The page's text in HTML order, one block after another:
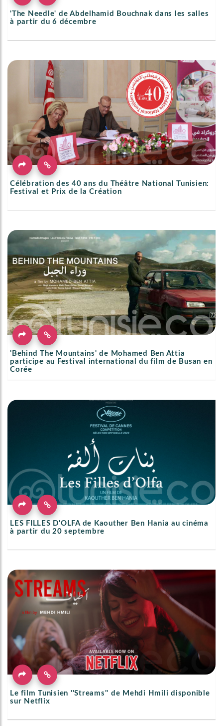
'The Needle' de Abdelhamid Bouchnak dans les salles
à partir du 6 décembre
Célébration des 40 ans du Théâtre National Tunisien:
Festival et Prix de la Création
'Behind The Mountains' de Mohamed Ben Attia
participe au Festival international du film de Busan en
Corée
LES FILLES D'OLFA de Kaouther Ben Hania au cinéma
à partir du 20 septembre
Le film Tunisien ''Streams'' de Mehdi Hmili disponible
sur Netflix